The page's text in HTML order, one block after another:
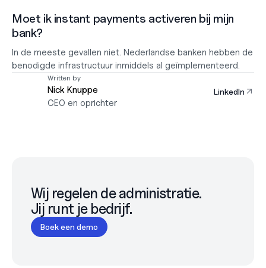
Moet ik instant payments activeren bij mijn
bank?
In de meeste gevallen niet. Nederlandse banken hebben de
benodigde infrastructuur inmiddels al geïmplementeerd.
Written by
Nick Knuppe
CEO en oprichter
LinkedIn
Wij regelen de administratie.
Jij runt je bedrijf.
Boek een demo